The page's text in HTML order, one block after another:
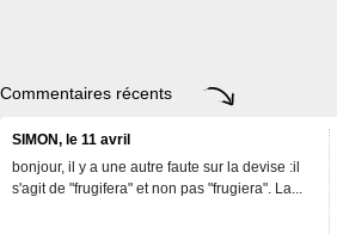
Commentaires récents
SIMON, le 11 avril
bonjour, il y a une autre faute sur la devise :il
s'agit de "frugifera" et non pas "frugiera". La...